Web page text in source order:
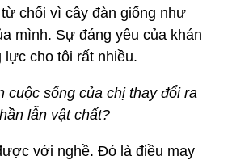
chối vì cây đàn giống như
mình. Sự đáng yêu của khán
lực cho tôi rất nhiều.
cuộc sống của chị thay đổi ra
lẫn vật chất?
với nghề. Đó là điều may